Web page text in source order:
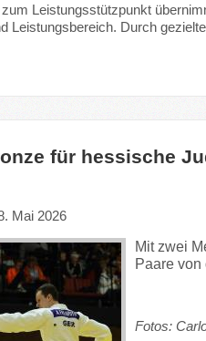
Leistungsstützpunkt
Leistungsbereich. Durch
für hessische
Mai 2026
Mit zwei
Paare
Fotos: